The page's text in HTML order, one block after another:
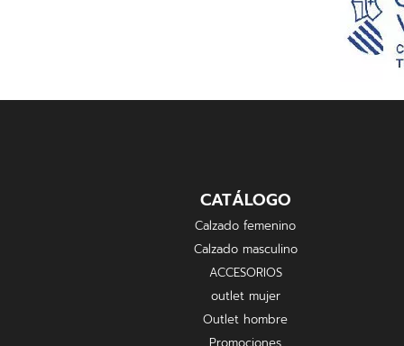
CATÁLOGO
Calzado femenino
Calzado masculino
ACCESORIOS
outlet mujer
Outlet hombre